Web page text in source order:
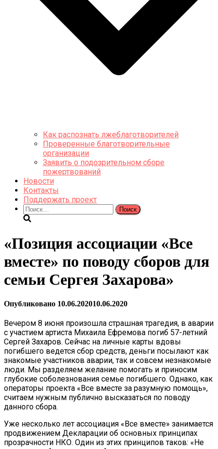
Как распознать лжеблаготворителей
Проверенные благотворительные
организации
Заявить о подозрительном сборе
пожертвований
Новости
Контакты
Поддержать проект
Найти:
«Позиция ассоциации «Все
вместе» по поводу сборов для
семьи Сергея Захарова»
Опубликовано 10.06.202010.06.2020
Вечером 8 июня произошла страшная трагедия, в аварии
с участием артиста Михаила Ефремова погиб 57-летний
Сергей Захаров. Сейчас на личные карты вдовы
погибшего ведется сбор средств, деньги посылают как
знакомые участников аварии, так и совсем незнакомые
люди. Мы разделяем желание помогать и приносим
глубокие соболезнования семье погибшего. Однако, как
операторы проекта «Все вместе за разумную помощь»,
считаем нужным публично высказаться по поводу
данного сбора.
Уже несколько лет ассоциация «Все вместе» занимается
продвижением Декларации об основных принципах
прозрачности НКО. Один из этих принципов таков: «Не